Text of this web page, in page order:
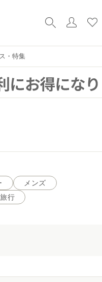
・特集
メンズ
旅行